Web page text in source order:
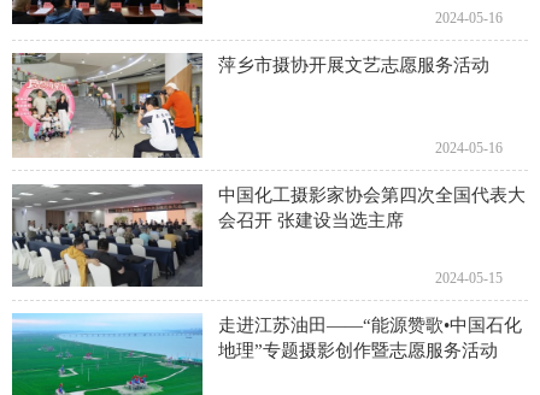
2024-05-16
萍乡市摄协开展文艺志愿服务活动
2024-05-16
中国化工摄影家协会第四次全国代表大
会召开 张建设当选主席
2024-05-15
走进江苏油田——“能源赞歌•中国石化
地理”专题摄影创作暨志愿服务活动